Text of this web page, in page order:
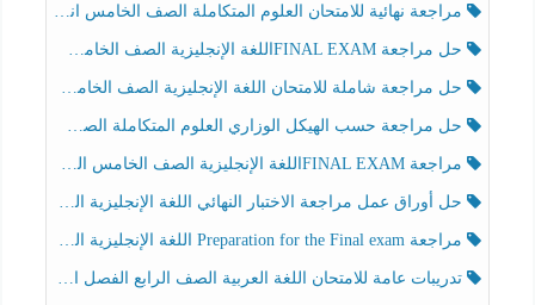
مراجعة نهائية للامتحان العلوم المتكاملة الصف الخامس انسبير الفصل الثالث
حل مراجعة FINAL EXAMاللغة الإنجليزية الصف الخامس الفصل الثالث
حل مراجعة شاملة للامتحان اللغة الإنجليزية الصف الخامس الفصل الثالث
حل مراجعة حسب الهيكل الوزاري العلوم المتكاملة الصف الخامس عام الفصل الثالث
مراجعة FINAL EXAMاللغة الإنجليزية الصف الخامس الفصل الثالث
حل أوراق عمل مراجعة الاختبار النهائي اللغة الإنجليزية الصف الرابع الفصل الثالث
مراجعة Preparation for the Final exam اللغة الإنجليزية الصف الرابع الفصل الثالث
تدريبات عامة للامتحان اللغة العربية الصف الرابع الفصل الثالث